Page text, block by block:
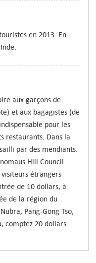
en 2013. En
aux garçons de
et aux bagagistes (de
pour les
restaurants. Dans la
par des mendiants.
Hill Council
étrangers
de 10 dollars, à
de la région du
Pang-Gong Tso,
comptez 20 dollars